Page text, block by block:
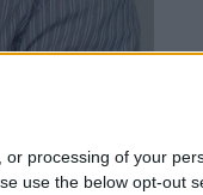
processing of your
use the below opt-out